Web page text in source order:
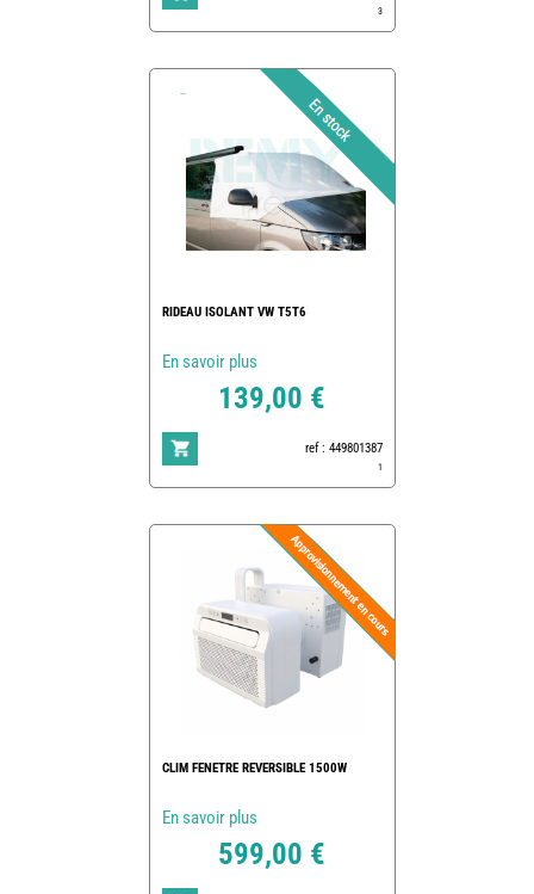
3
RIDEAU ISOLANT VW T5T6
En savoir plus
139,00 €
ref : 449801387
1
CLIM FENETRE REVERSIBLE 1500W
En savoir plus
599,00 €